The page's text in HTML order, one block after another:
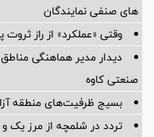
های صنفی نمایندگان
وقتی «عملکرد» از راز
دیدار مدیر هماهنگی
صنعتی کاوه
بسیج ظرفیت‌های منطقه
تردد در شلمچه از مرز یک